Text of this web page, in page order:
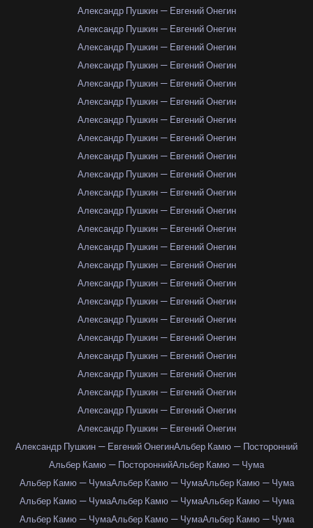
Александр Пушкин — Евгений Онегин
Александр Пушкин — Евгений Онегин
Александр Пушкин — Евгений Онегин
Александр Пушкин — Евгений Онегин
Александр Пушкин — Евгений Онегин
Александр Пушкин — Евгений Онегин
Александр Пушкин — Евгений Онегин
Александр Пушкин — Евгений Онегин
Александр Пушкин — Евгений Онегин
Александр Пушкин — Евгений Онегин
Александр Пушкин — Евгений Онегин
Александр Пушкин — Евгений Онегин
Александр Пушкин — Евгений Онегин
Александр Пушкин — Евгений Онегин
Александр Пушкин — Евгений Онегин
Александр Пушкин — Евгений Онегин
Александр Пушкин — Евгений Онегин
Александр Пушкин — Евгений Онегин
Александр Пушкин — Евгений Онегин
Александр Пушкин — Евгений Онегин
Александр Пушкин — Евгений Онегин
Александр Пушкин — Евгений Онегин
Александр Пушкин — Евгений Онегин
Александр Пушкин — Евгений Онегин
Александр Пушкин — Евгений ОнегинАльбер Камю — Посторонний
Альбер Камю — ПостороннийАльбер Камю — Чума
Альбер Камю — ЧумаАльбер Камю — ЧумаАльбер Камю — Чума
Альбер Камю — ЧумаАльбер Камю — ЧумаАльбер Камю — Чума
Альбер Камю — ЧумаАльбер Камю — ЧумаАльбер Камю — Чума